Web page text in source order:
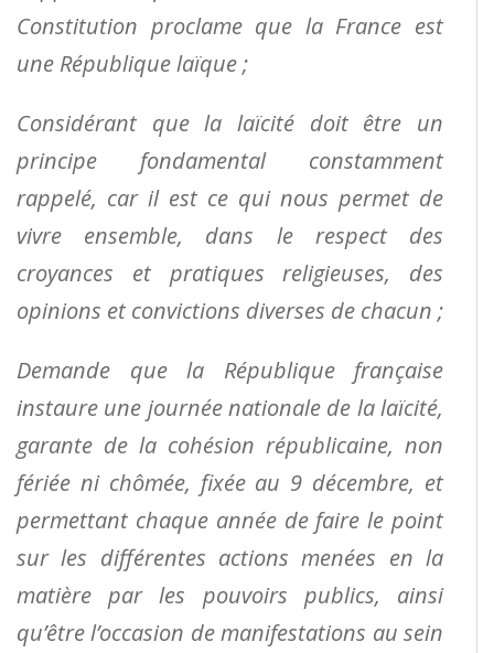
Constitution proclame que la France est
une République laïque ;
Considérant que la laïcité doit être un
principe fondamental constamment
rappelé, car il est ce qui nous permet de
vivre ensemble, dans le respect des
croyances et pratiques religieuses, des
opinions et convictions diverses de chacun ;
Demande que la République française
instaure une journée nationale de la laïcité,
garante de la cohésion républicaine, non
fériée ni chômée, fixée au 9 décembre, et
permettant chaque année de faire le point
sur les différentes actions menées en la
matière par les pouvoirs publics, ainsi
qu’être l’occasion de manifestations au sein